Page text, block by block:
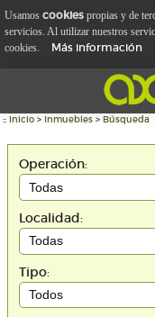
:: Inicio > Inmuebles > Búsqueda
Operación:
Localidad:
Tipo:
Usamos cookies propias y de
servicios. Al utilizar nuestros
cookies.
Más información